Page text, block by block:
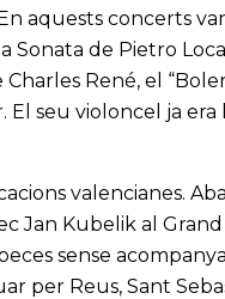
aquests concerts
de Pietro
René, el
seu violoncel ja era
valencianes.
Jan Kubelik al
sense
per Reus, Sant